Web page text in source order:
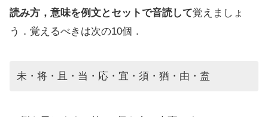
読み方，意味を例文とセットで音読して覚えましょ
う．覚えるべきは次の10個．
未・将・且・当・応・宜・須・猶・由・盍